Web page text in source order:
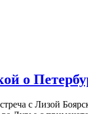
о
с Лизой